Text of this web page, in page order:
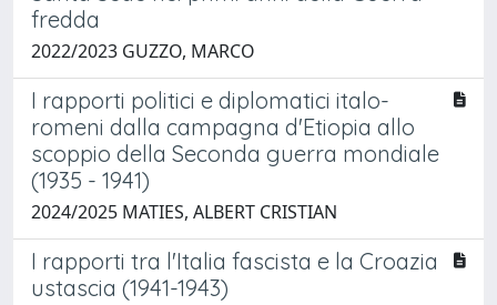
fredda
2022/2023 GUZZO, MARCO
I rapporti politici e diplomatici italo-
romeni dalla campagna d'Etiopia allo
scoppio della Seconda guerra mondiale
(1935 - 1941)
2024/2025 MATIES, ALBERT CRISTIAN
I rapporti tra l'Italia fascista e la Croazia
ustascia (1941-1943)